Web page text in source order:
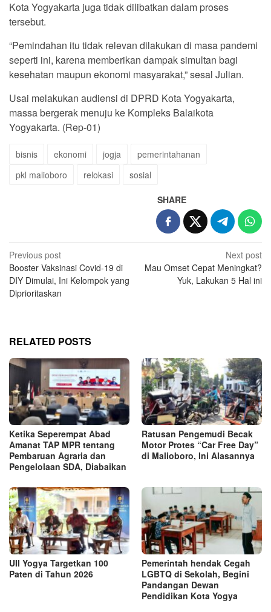
Kota Yogyakarta juga tidak dilibatkan dalam proses
tersebut.
“Pemindahan itu tidak relevan dilakukan di masa pandemi
seperti ini, karena memberikan dampak simultan bagi
kesehatan maupun ekonomi masyarakat,” sesal Julian.
Usai melakukan audiensi di DPRD Kota Yogyakarta,
massa bergerak menuju ke Kompleks Balaikota
Yogyakarta. (Rep-01)
bisnis ekonomi jogja
pemerintahanan
pkl malioboro
relokasi sosial
SHARE
Post
navigation
Previous post
Booster Vaksinasi Covid-19 di
DIY Dimulai, Ini Kelompok yang
Diprioritaskan
Next post
Mau Omset Cepat Meningkat?
Yuk, Lakukan 5 Hal ini
RELATED POSTS
Ketika Seperempat Abad
Amanat TAP MPR tentang
Pembaruan Agraria dan
Pengelolaan SDA, Diabaikan
Ratusan Pengemudi Becak
Motor Protes “Car Free Day”
di Malioboro, Ini Alasannya
UII Yogya Targetkan 100
Paten di Tahun 2026
Pemerintah hendak Cegah
LGBTQ di Sekolah, Begini
Pandangan Dewan
Pendidikan Kota Yogya